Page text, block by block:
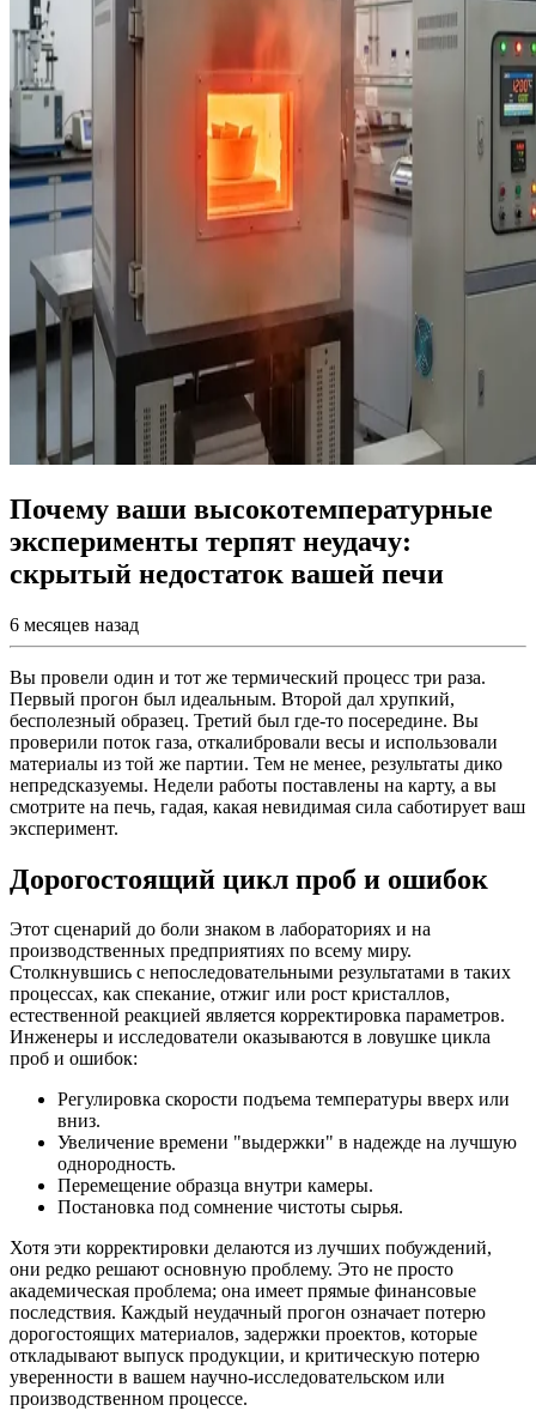
Почему ваши высокотемпературные
эксперименты терпят неудачу:
скрытый недостаток вашей печи
6 месяцев назад
Вы провели один и тот же термический процесс три раза.
Первый прогон был идеальным. Второй дал хрупкий,
бесполезный образец. Третий был где-то посередине. Вы
проверили поток газа, откалибровали весы и использовали
материалы из той же партии. Тем не менее, результаты дико
непредсказуемы. Недели работы поставлены на карту, а вы
смотрите на печь, гадая, какая невидимая сила саботирует ваш
эксперимент.
Дорогостоящий цикл проб и ошибок
Этот сценарий до боли знаком в лабораториях и на
производственных предприятиях по всему миру.
Столкнувшись с непоследовательными результатами в таких
процессах, как спекание, отжиг или рост кристаллов,
естественной реакцией является корректировка параметров.
Инженеры и исследователи оказываются в ловушке цикла
проб и ошибок:
Регулировка скорости подъема температуры вверх или
вниз.
Увеличение времени "выдержки" в надежде на лучшую
однородность.
Перемещение образца внутри камеры.
Постановка под сомнение чистоты сырья.
Хотя эти корректировки делаются из лучших побуждений,
они редко решают основную проблему. Это не просто
академическая проблема; она имеет прямые финансовые
последствия. Каждый неудачный прогон означает потерю
дорогостоящих материалов, задержки проектов, которые
откладывают выпуск продукции, и критическую потерю
уверенности в вашем научно-исследовательском или
производственном процессе.